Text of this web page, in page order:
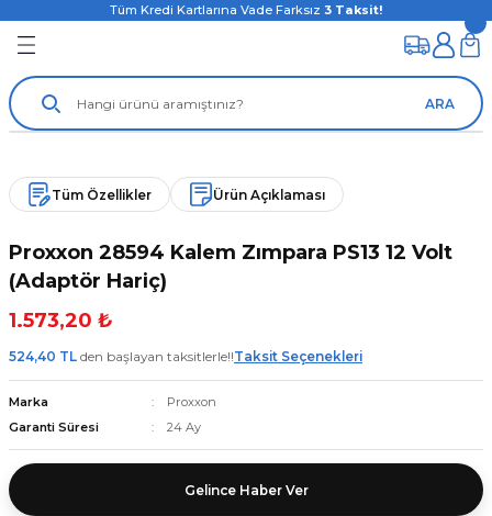
Tüm Kredi Kartlarına Vade Farksız 3 Taksit!
ARA
Tüm Özellikler Ürün Açıklaması
Proxxon 28594 Kalem Zımpara PS13 12 Volt
(Adaptör Hariç)
1.573,20 ₺
524,40 TL den başlayan taksitlerle!!Taksit Seçenekleri
Marka
Proxxon
Garanti Süresi
24 Ay
Gelince Haber Ver